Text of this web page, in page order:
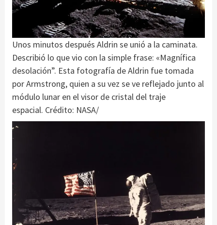
Unos minutos después Aldrin se unió a la caminata.
Describió lo que vio con la simple frase: «Magnífica
desolación”. Esta fotografía de Aldrin fue tomada
por Armstrong, quien a su vez se ve reflejado junto al
módulo lunar en el visor de cristal del traje
espacial. Crédito: NASA/